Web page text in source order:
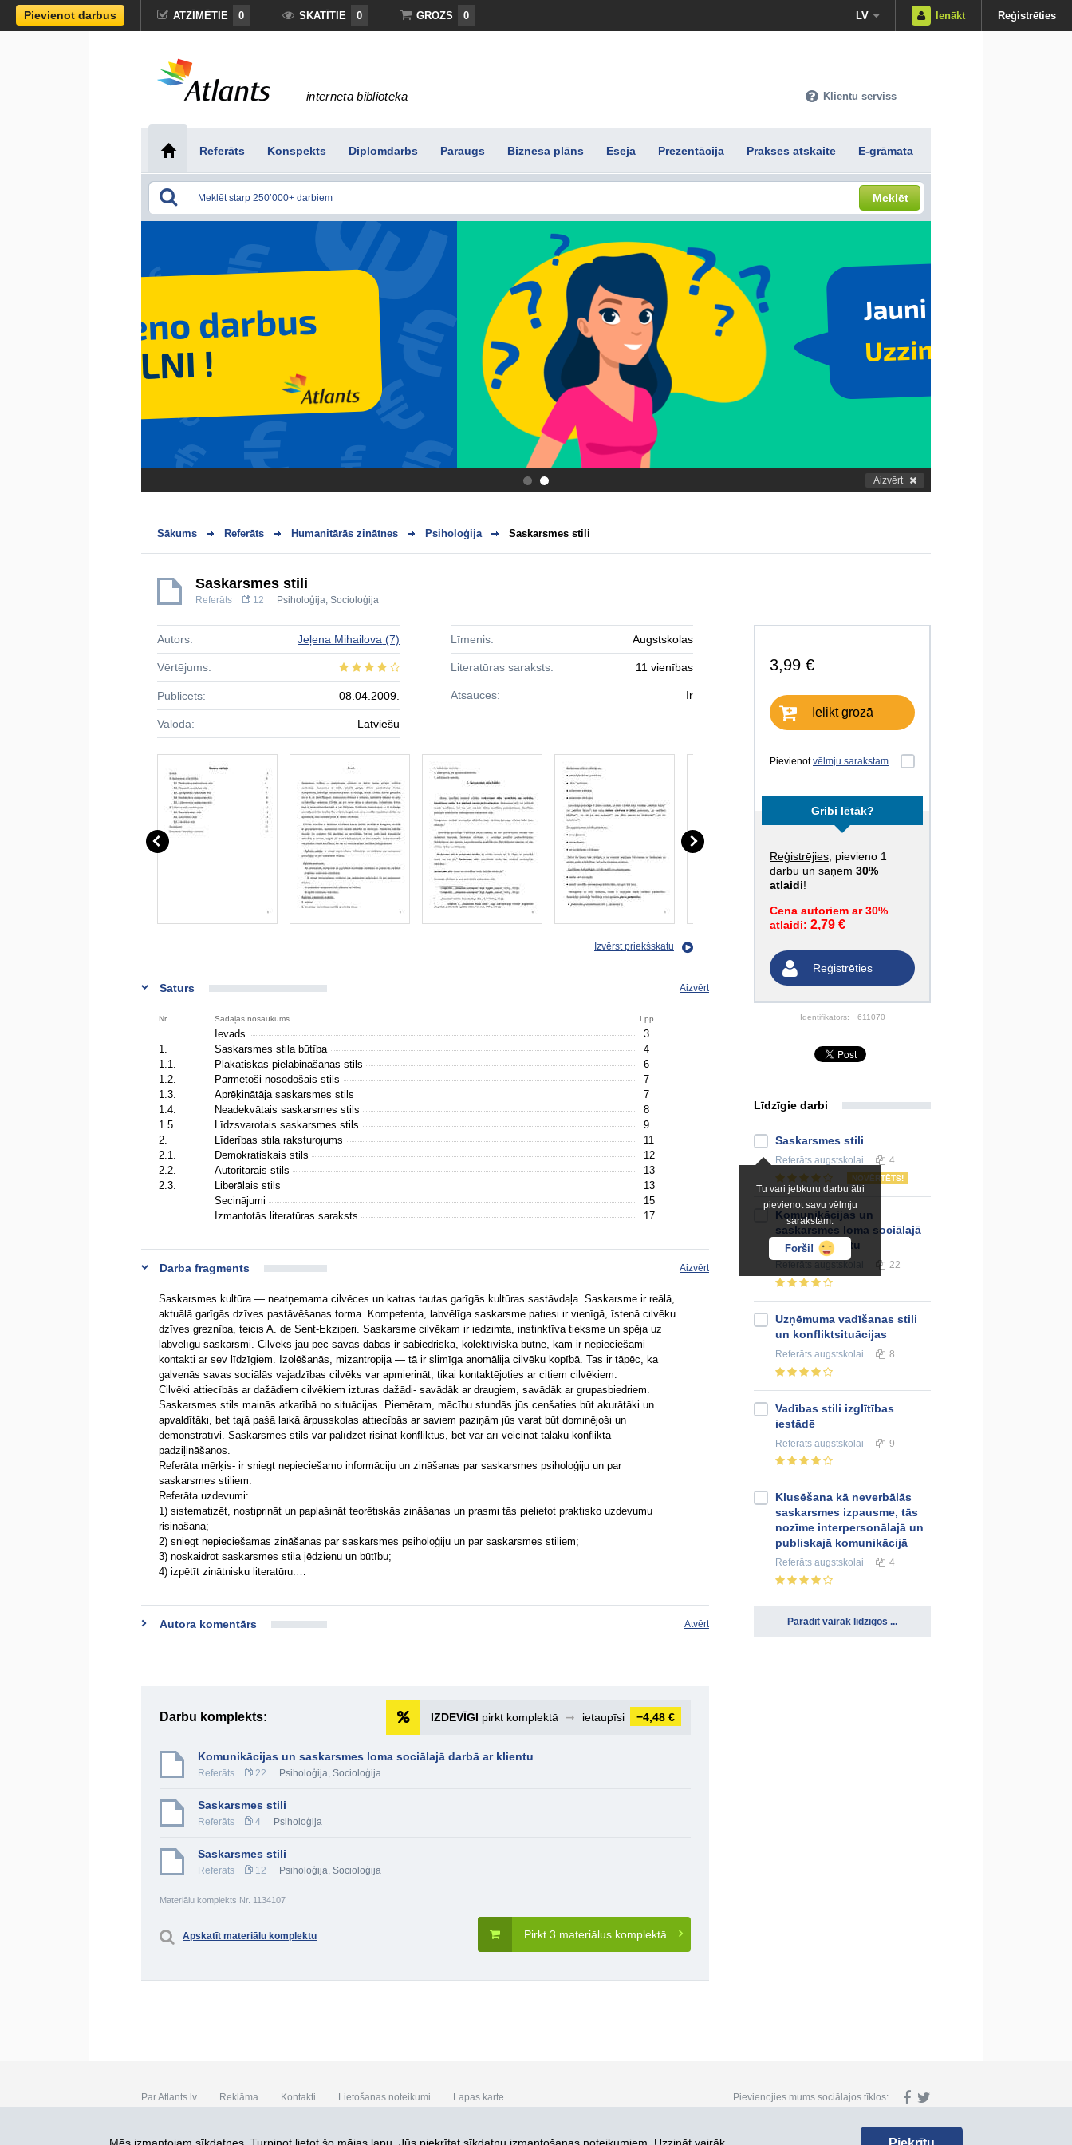
Pievienot darbus ATZĪMĒTIE 0 SKATĪTIE 0 GROZS 0 LV Ienākt Reģistrēties
interneta bibliotēka Klientu serviss
Referāts Konspekts Diplomdarbs Paraugs Biznesa plāns Eseja Prezentācija Prakses atskaite E-grāmata
Meklēt
. Aizvērt
Sākums Referāts Humanitārās zinātnes Psiholoģija Saskarsmes stili
Saskarsmes stili
Referāts 12 Psiholoģija, Socioloģija
3,99 €
Ielikt grozā
Pievienotvēlmju sarakstam
Gribi lētāk?
Reģistrējies , pievieno 1
darbu un saņem 30%
atlaidi!
Cena autoriem ar 30%
atlaidi: 2,79 €
Reģistrēties
Identifikators: 611070
Autors: Jeļena Mihailova (7)
Vērtējums:
Publicēts: 08.04.2009.
Valoda: Latviešu
Līmenis: Augstskolas
Literatūras saraksts: 11 vienības
Atsauces: Ir
Izvērst priekšskatu
Saturs Aizvērt
Nr. Sadaļas nosaukums Lpp.
Ievads
3
1.
Saskarsmes stila būtība
4
1.1.
Plakātiskās pielabināšanās stils
6
1.2.
Pārmetoši nosodošais stils
7
1.3.
Aprēķinātāja saskarsmes stils
7
1.4.
Neadekvātais saskarsmes stils
8
1.5.
Līdzsvarotais saskarsmes stils
9
2.
Līderības stila raksturojums
11
2.1.
Demokrātiskais stils
12
2.2.
Autoritārais stils
13
2.3.
Liberālais stils
13
Secinājumi
15
Izmantotās literatūras saraksts
17
Darba fragments Aizvērt
Saskarsmes kultūra — neatņemama cilvēces un katras tautas garīgās kultūras sastāvdaļa. Saskarsme ir reālā,
aktuālā garīgās dzīves pastāvēšanas forma. Kompetenta, labvēlīga saskarsme patiesi ir vienīgā, īstenā cilvēku
dzīves greznība, teicis A. de Sent-Ekziperi. Saskarsme cilvēkam ir iedzimta, instinktīva tieksme un spēja uz
labvēlīgu saskarsmi. Cilvēks jau pēc savas dabas ir sabiedriska, kolektīviska būtne, kam ir nepieciešami
kontakti ar sev līdzīgiem. Izolēšanās, mizantropija — tā ir slimīga anomālija cilvēku kopībā. Tas ir tāpēc, ka
galvenās savas sociālās vajadzības cilvēks var apmierināt, tikai kontaktējoties ar citiem cilvēkiem.
Cilvēki attiecībās ar dažādiem cilvēkiem izturas dažādi- savādāk ar draugiem, savādāk ar grupasbiedriem.
Saskarsmes stils mainās atkarībā no situācijas. Piemēram, mācību stundās jūs cenšaties būt akurātāki un
apvaldītāki, bet tajā pašā laikā ārpusskolas attiecībās ar saviem paziņām jūs varat būt dominējoši un
demonstratīvi. Saskarsmes stils var palīdzēt risināt konfliktus, bet var arī veicināt tālāku konflikta
padziļināšanos.
Referāta mērķis- ir sniegt nepieciešamo informāciju un zināšanas par saskarsmes psiholoģiju un par
saskarsmes stiliem.
Referāta uzdevumi:
1) sistematizēt, nostiprināt un paplašināt teorētiskās zināšanas un prasmi tās pielietot praktisko uzdevumu
risināšana;
2) sniegt nepieciešamas zināšanas par saskarsmes psiholoģiju un par saskarsmes stiliem;
3) noskaidrot saskarsmes stila jēdzienu un būtību;
4) izpētīt zinātnisku literatūru.…
Autora komentārs Atvērt
Darbu komplekts: IZDEVĪGI pirkt komplektā ➞ ietaupīsi −4,48 €
Komunikācijas un saskarsmes loma sociālajā darbā ar klientu
Referāts 22 Psiholoģija, Socioloģija
Saskarsmes stili
Referāts 4 Psiholoģija
Saskarsmes stili
Referāts 12 Psiholoģija, Socioloģija
Materiālu komplekts Nr. 1134107
Pirkt 3 materiālus komplektā
Apskatīt materiālu komplektu
Līdzīgie darbi
Tu vari jebkuru darbu ātri
pievienot savu vēlmju
sarakstam.
Forši!
Saskarsmes stili
Referāts augstskolai 4
NOVĒRTĒTS!
Komunikācijas un
saskarsmes loma sociālajā
darbā ar klientu
22
Uzņēmuma vadīšanas stili
un konfliktsituācijas
Referāts augstskolai 8
Vadības stili izglītības
iestādē
Referāts augstskolai 9
Klusēšana kā neverbālās
saskarsmes izpausme, tās
nozīme interpersonālajā un
publiskajā komunikācijā
Referāts augstskolai 4
Parādīt vairāk līdzīgos ...
Par Atlants.lv Reklāma Kontakti Lietošanas noteikumi Lapas karte Pievienojies mums sociālajos tīklos:
SIA „CDI” © 2002 - 2026